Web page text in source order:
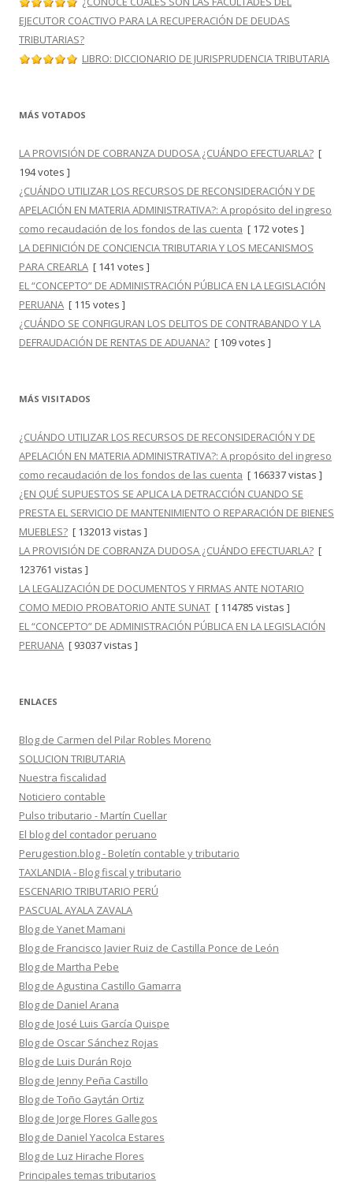
EJECUTOR COACTIVO PARA LA RECUPERACIÓN DE DEUDAS
TRIBUTARIAS?
LIBRO: DICCIONARIO DE JURISPRUDENCIA TRIBUTARIA
MÁS VOTADOS
LA PROVISIÓN DE COBRANZA DUDOSA ¿CUÁNDO EFECTUARLA? [
194 votes ]
¿CUÁNDO UTILIZAR LOS RECURSOS DE RECONSIDERACIÓN Y DE
APELACIÓN EN MATERIA ADMINISTRATIVA?: A propósito del ingreso
como recaudación de los fondos de las cuenta [ 172 votes ]
LA DEFINICIÓN DE CONCIENCIA TRIBUTARIA Y LOS MECANISMOS
PARA CREARLA [ 141 votes ]
EL “CONCEPTO” DE ADMINISTRACIÓN PÚBLICA EN LA LEGISLACIÓN
PERUANA [ 115 votes ]
¿CUÁNDO SE CONFIGURAN LOS DELITOS DE CONTRABANDO Y LA
DEFRAUDACIÓN DE RENTAS DE ADUANA? [ 109 votes ]
MÁS VISITADOS
¿CUÁNDO UTILIZAR LOS RECURSOS DE RECONSIDERACIÓN Y DE
APELACIÓN EN MATERIA ADMINISTRATIVA?: A propósito del ingreso
como recaudación de los fondos de las cuenta [ 166337 vistas ]
¿EN QUÉ SUPUESTOS SE APLICA LA DETRACCIÓN CUANDO SE
PRESTA EL SERVICIO DE MANTENIMIENTO O REPARACIÓN DE BIENES
MUEBLES? [ 132013 vistas ]
LA PROVISIÓN DE COBRANZA DUDOSA ¿CUÁNDO EFECTUARLA? [
123761 vistas ]
LA LEGALIZACIÓN DE DOCUMENTOS Y FIRMAS ANTE NOTARIO
COMO MEDIO PROBATORIO ANTE SUNAT [ 114785 vistas ]
EL “CONCEPTO” DE ADMINISTRACIÓN PÚBLICA EN LA LEGISLACIÓN
PERUANA [ 93037 vistas ]
ENLACES
Blog de Carmen del Pilar Robles Moreno
SOLUCION TRIBUTARIA
Nuestra fiscalidad
Noticiero contable
Pulso tributario - Martín Cuellar
El blog del contador peruano
Perugestion.blog - Boletín contable y tributario
TAXLANDIA - Blog fiscal y tributario
ESCENARIO TRIBUTARIO PERÚ
PASCUAL AYALA ZAVALA
Blog de Yanet Mamani
Blog de Francisco Javier Ruiz de Castilla Ponce de León
Blog de Martha Pebe
Blog de Agustina Castillo Gamarra
Blog de Daniel Arana
Blog de José Luis García Quispe
Blog de Oscar Sánchez Rojas
Blog de Luis Durán Rojo
Blog de Jenny Peña Castillo
Blog de Toño Gaytán Ortiz
Blog de Jorge Flores Gallegos
Blog de Daniel Yacolca Estares
Blog de Luz Hirache Flores
Principales temas tributarios